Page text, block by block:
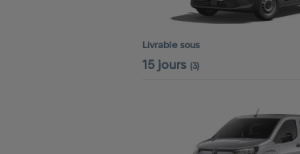
Livrable sous
15 jours (3)